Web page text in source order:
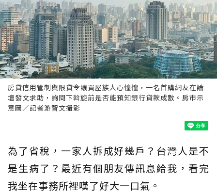
房貸信用管制與限貸令讓買屋族人心惶惶，一名首購網友在論
壇發文求助，詢問下斡旋前是否能預知銀行貸款成數。房市示
意圖／記者游智文攝影
為了省稅，一家人拆成好幾戶？台灣人是不
是生病了？最近有個朋友傳訊息給我，看完
我坐在事務所裡嘆了好大一口氣。